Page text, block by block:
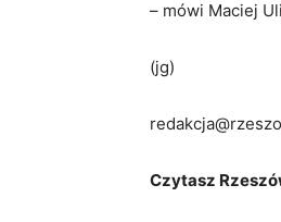
– mówi Maciej
(jg)
Czytasz